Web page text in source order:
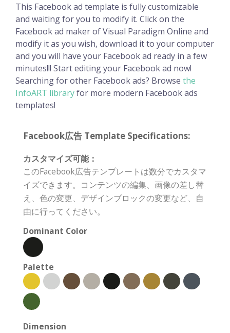
This Facebook ad template is fully customizable
and waiting for you to modify it. Click on the
Facebook ad maker of Visual Paradigm Online and
modify it as you wish, download it to your computer
and you will have your Facebook ad ready in a few
minutes!!! Start editing your Facebook ad now!
Searching for other Facebook ads? Browse the
InfoART libraryfor more modern Facebook ads
templates!
Facebook広告 Template Specifications:
カスタマイズ可能：
このFacebook広告テンプレートは数分でカスタマ
イズできます。コンテンツの編集、画像の差し替
え、色の変更、デザインブロックの変更など、自
由に行ってください。
Dominant Color
Palette
Dimension